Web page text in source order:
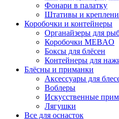
Фонари в палатку
Штативы и
Коробочки и контейнеры
Органайзеры для
Коробочки MEBAO
Боксы для блёсен
Контейнеры для
Блёсны и приманки
Аксессуары для
Воблеры
Искусственные
Лягушки
Все для оснасток